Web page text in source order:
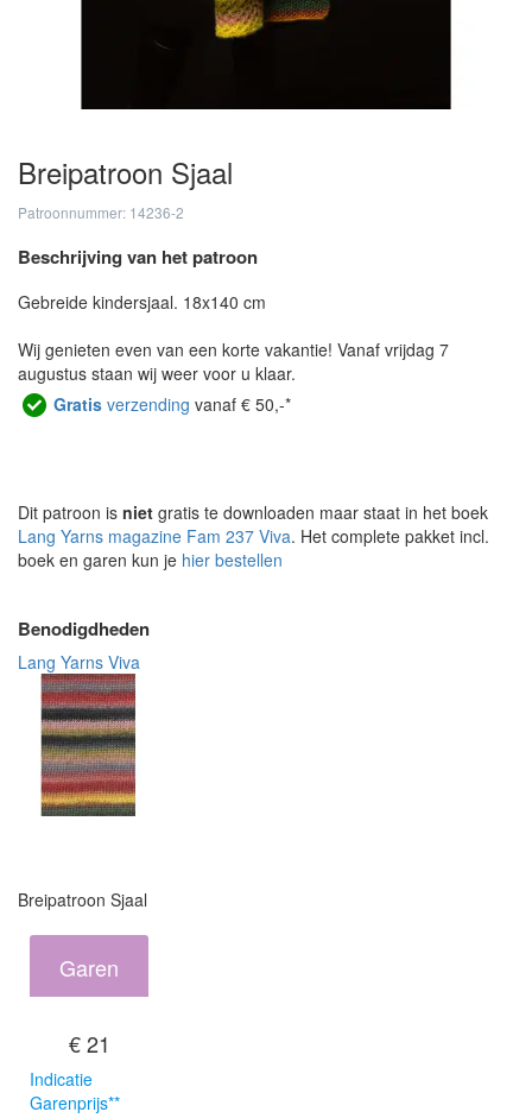
Breipatroon Sjaal
Patroonnummer: 14236-2
Beschrijving van het patroon
Gebreide kindersjaal. 18x140 cm
Wij genieten even van een korte vakantie! Vanaf vrijdag 7
augustus staan wij weer voor u klaar.
Gratis verzending vanaf € 50,-*
Dit patroon is niet gratis te downloaden maar staat in het boek
Lang Yarns magazine Fam 237 Viva. Het complete pakket incl.
boek en garen kun je hier bestellen
Benodigdheden
Lang Yarns Viva
Breipatroon Sjaal
Garen
€ 21
Indicatie
Garenprijs**